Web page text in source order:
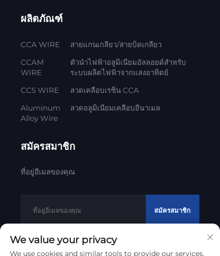
ผลิตภัณฑ์
CCA WIRE
CCAM
WIRE
CCS WIRE
Aluminum
Alloy Wire
สายแกนเกลียว/สายบิดเกลียว
ตัวนำไฟฟ้าอลูมิเนียมอัลลอยด์สำหรับ
ระบบผลิตไฟฟ้าจากแสงอาทิตย์
ลวดเคลือบเรซิน CCA
ลวดอลูมิเนียมเคลือบอีนาเมล
สมัครสมาชิก
ที่อยู่อีเมลของคุณ
สมัครสมาชิก
We value your privacy
We use cookies and similar tools to provide our services.